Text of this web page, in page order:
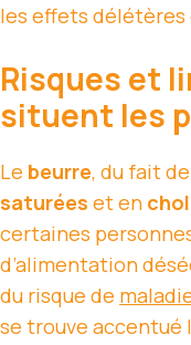
les effets délétères
Risques et
situent les
Le beurre, du fait
saturées et en
certaines
d’alimentation
du risque de
se trouve accentué